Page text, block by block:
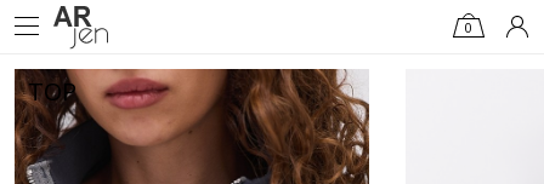
0
TOP